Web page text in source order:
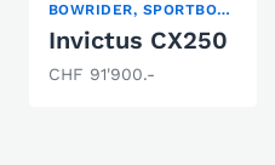
BOWRIDER, SPORTBOOT
Invictus CX250
CHF 91'900.-